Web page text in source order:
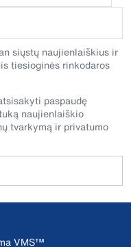
siųstų naujienlaiškius ir
tiesioginės rinkodaros
paspaudę
naujienlaiškio
tvarkymą ir privatumo
VMS™